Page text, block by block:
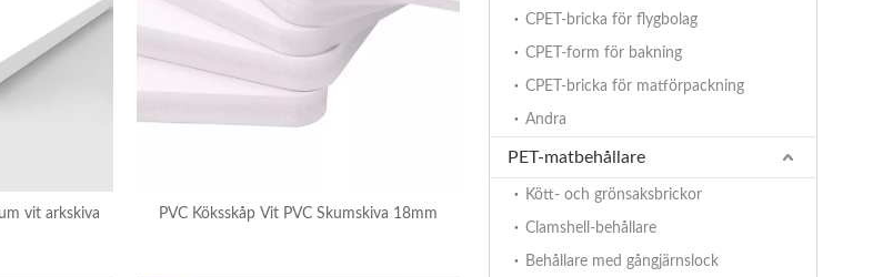
vit arkskiva PVC Köksskåp Vit PVC Skumskiva 18mm
CPET-bricka för flygbolag
CPET-form för bakning
CPET-bricka för matförpackning
Andra
PET-matbehållare
Kött- och grönsaksbrickor
Clamshell-behållare
Behållare med gångjärnslock